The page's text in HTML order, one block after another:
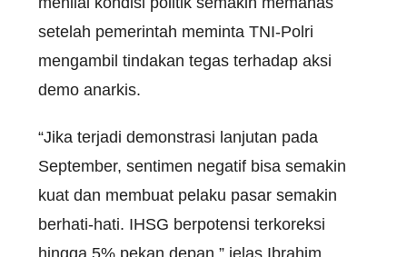
setelah pemerintah meminta TNI-Polri
mengambil tindakan tegas terhadap aksi
demo anarkis.
“Jika terjadi demonstrasi lanjutan pada
September, sentimen negatif bisa semakin
kuat dan membuat pelaku pasar semakin
berhati-hati. IHSG berpotensi terkoreksi